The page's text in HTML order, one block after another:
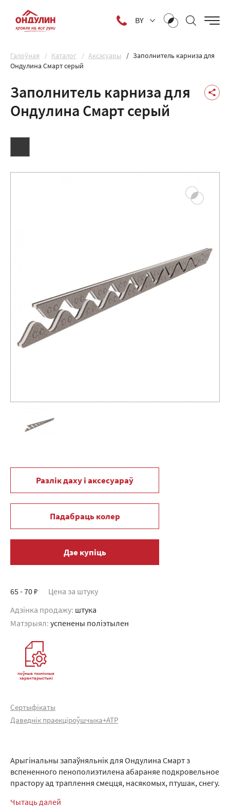
BY
Галоўная Каталог Аксэсуары
Заполнитель карниза для
Ондулина Смарт серый
Заполнитель карниза для
Ондулина Смарт серый
Разлік даху і аксесуараў
Падабраць колер
Дзе купіць
65 - 70 ₽ Цена за штуку
Адзінка продажу: штука
Матэрыял: успенены поліэтылен
поўныя тэхнічныя
характарыстыкі
Сертыфікаты
Даведнік праекціроўшчыка+АТР
Арыгінальны запаўняльнік для Ондулина Смарт з
вспененного пенополиэтилена абараняе подкровельное
прастору ад траплення смецця, насякомых, птушак, снегу.
Чытаць далей